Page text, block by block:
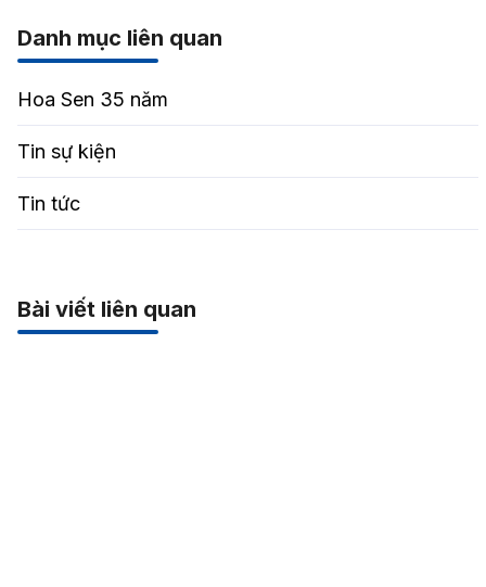
Danh mục liên quan
Hoa Sen 35 năm
Tin sự kiện
Tin tức
Bài viết liên quan